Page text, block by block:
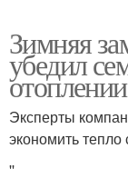
Зимняя
убедил
отоплении
Эксперты
экономить
''